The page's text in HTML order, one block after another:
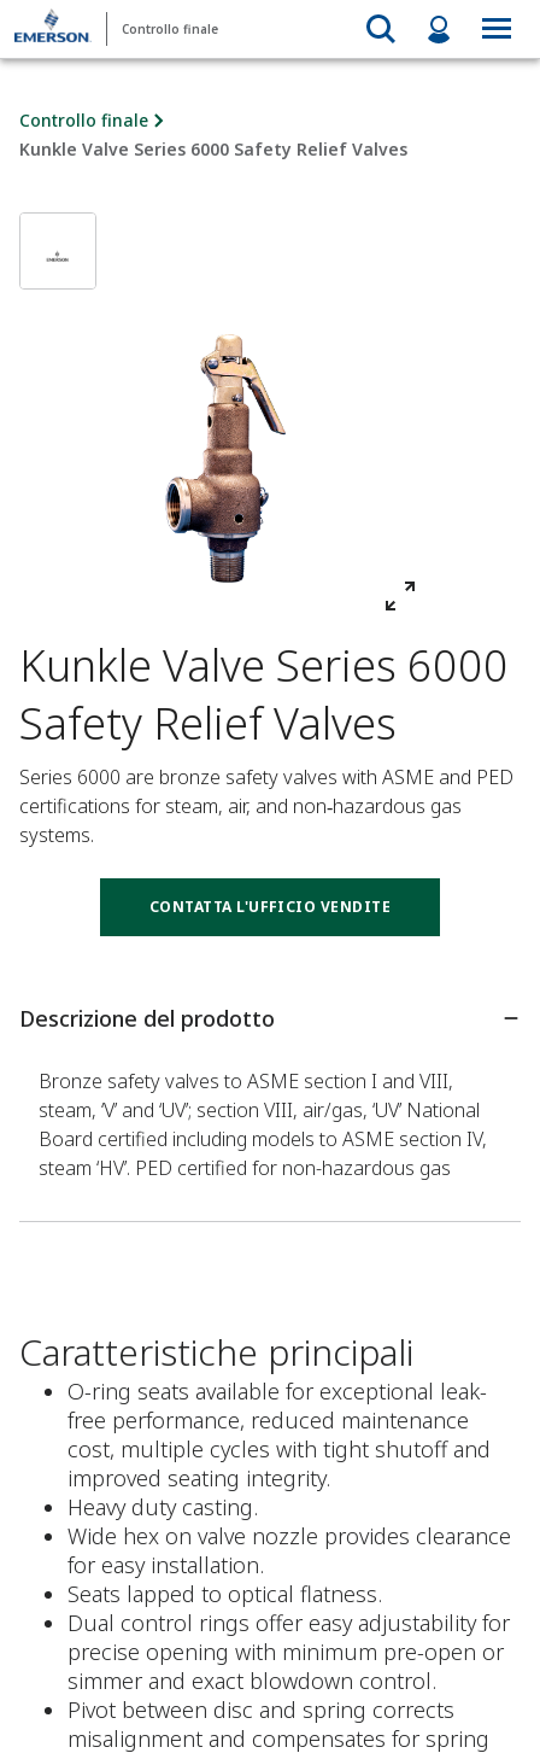
Controllo finale
Controllo finale
Kunkle Valve Series 6000 Safety Relief Valves
Kunkle Valve Series 6000
Safety Relief Valves
Series 6000 are bronze safety valves with ASME and PED
certifications for steam, air, and non‑hazardous gas
systems.
CONTATTA L'UFFICIO VENDITE
Descrizione del prodotto
Bronze safety valves to ASME section I and VIII,
steam, ‘V’ and ‘UV’; section VIII, air/gas, ‘UV’ National
Board certified including models to ASME section IV,
steam ‘HV’. PED certified for non-hazardous gas
Caratteristiche principali
O-ring seats available for exceptional leak-
free performance, reduced maintenance
cost, multiple cycles with tight shutoff and
improved seating integrity.
Heavy duty casting.
Wide hex on valve nozzle provides clearance
for easy installation.
Seats lapped to optical flatness.
Dual control rings offer easy adjustability for
precise opening with minimum pre-open or
simmer and exact blowdown control.
Pivot between disc and spring corrects
misalignment and compensates for spring